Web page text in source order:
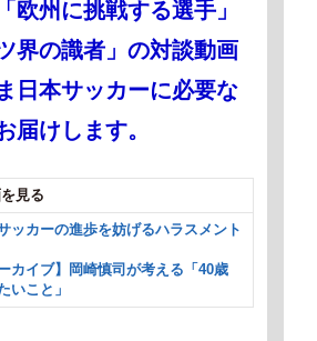
欧州に挑戦する選手」
界の識者」の対談動画
日本サッカーに必要な
届けします。
見る
ッカーの進歩を妨げるハラスメント
カイブ】岡崎慎司が考える「40歳
いこと」